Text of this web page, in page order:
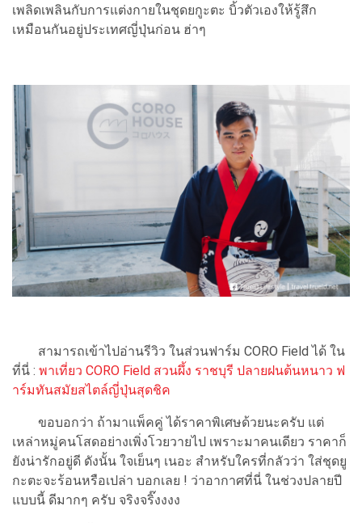
เพลิดเพลินกับการแต่งกายในชุดยกูะตะ บิ้วตัวเองให้รู้สึก
เหมือนกันอยู่ประเทศญี่ปุ่นก่อน ฮ่าๆ
สามารถเข้าไปอ่านรีวิว ในส่วนฟาร์ม CORO Field ได้ ใน
ที่นี่ : พาเที่ยว CORO Field สวนผึ้ง ราชบุรี ปลายฝนต้นหนาว ฟ
าร์มทันสมัยสไตล์ญี่ปุ่นสุดชิค
ขอบอกว่า ถ้ามาแพ็คคู่ ได้ราคาพิเศษด้วยนะครับ แต่
เหล่าหมู่คนโสดอย่างเพิ่งโวยวายไป เพราะมาคนเดียว ราคาก็
ยังน่ารักอยู่ดี ดังนั้น ใจเย็นๆ เนอะ สำหรับใครที่กลัวว่า ใส่ชุดยู
กะตะจะร้อนหรือเปล่า บอกเลย ! ว่าอากาศที่นี่ ในช่วงปลายปี
แบบนี้ ดีมากๆ ครับ จริงจริ๊งงงง